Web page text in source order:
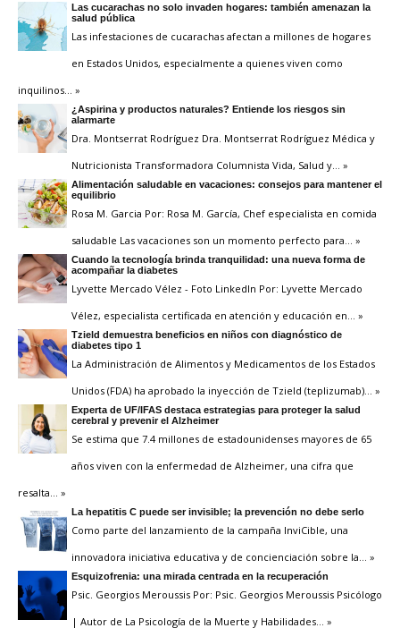
Las cucarachas no solo invaden hogares: también amenazan la
salud pública
Las infestaciones de cucarachas afectan a millones de hogares
en Estados Unidos, especialmente a quienes viven como
inquilinos … »
¿Aspirina y productos naturales? Entiende los riesgos sin
alarmarte
Dra. Montserrat Rodríguez Dra. Montserrat Rodríguez Médica y
Nutricionista Transformadora Columnista Vida, Salud y … »
Alimentación saludable en vacaciones: consejos para mantener el
equilibrio
Rosa M. Garcia Por: Rosa M. García, Chef especialista en comida
saludable Las vacaciones son un momento perfecto para … »
Cuando la tecnología brinda tranquilidad: una nueva forma de
acompañar la diabetes
Lyvette Mercado Vélez - Foto LinkedIn Por: Lyvette Mercado
Vélez, especialista certificada en atención y educación en … »
Tzield demuestra beneficios en niños con diagnóstico de
diabetes tipo 1
La Administración de Alimentos y Medicamentos de los Estados
Unidos (FDA) ha aprobado la inyección de Tzield (teplizumab) … »
Experta de UF/IFAS destaca estrategias para proteger la salud
cerebral y prevenir el Alzheimer
Se estima que 7.4 millones de estadounidenses mayores de 65
años viven con la enfermedad de Alzheimer, una cifra que
resalta … »
La hepatitis C puede ser invisible; la prevención no debe serlo
Como parte del lanzamiento de la campaña InviCible, una
innovadora iniciativa educativa y de concienciación sobre la … »
Esquizofrenia: una mirada centrada en la recuperación
Psic. Georgios Meroussis Por: Psic. Georgios Meroussis Psicólogo
| Autor de La Psicología de la Muerte y Habilidades … »